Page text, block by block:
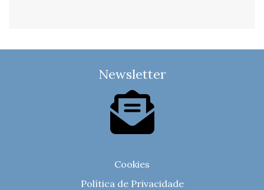
Newsletter
Cookies
Política de Privacidade